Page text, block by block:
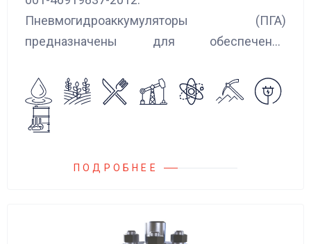
Пневмогидроаккумуляторы (ПГА)
предназначены для обеспечения
колебаний потока жидкости, возникающих в
гидравлических системах.
ПОДРОБНЕЕ